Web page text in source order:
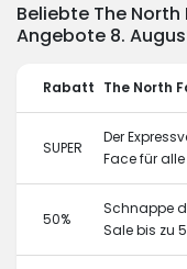
Beliebte The
Angebote 8.
Rabatt The North
SUPER
Der
Face für alle
50%
Schnappe
Sale bis zu